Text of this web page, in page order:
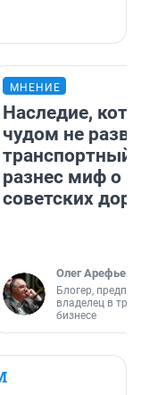
МНЕНИЕ
Наследие,
чудом не
транспортный
разнес миф о
советских
Олег Арефьев
Блогер,
владелец в
бизнесе